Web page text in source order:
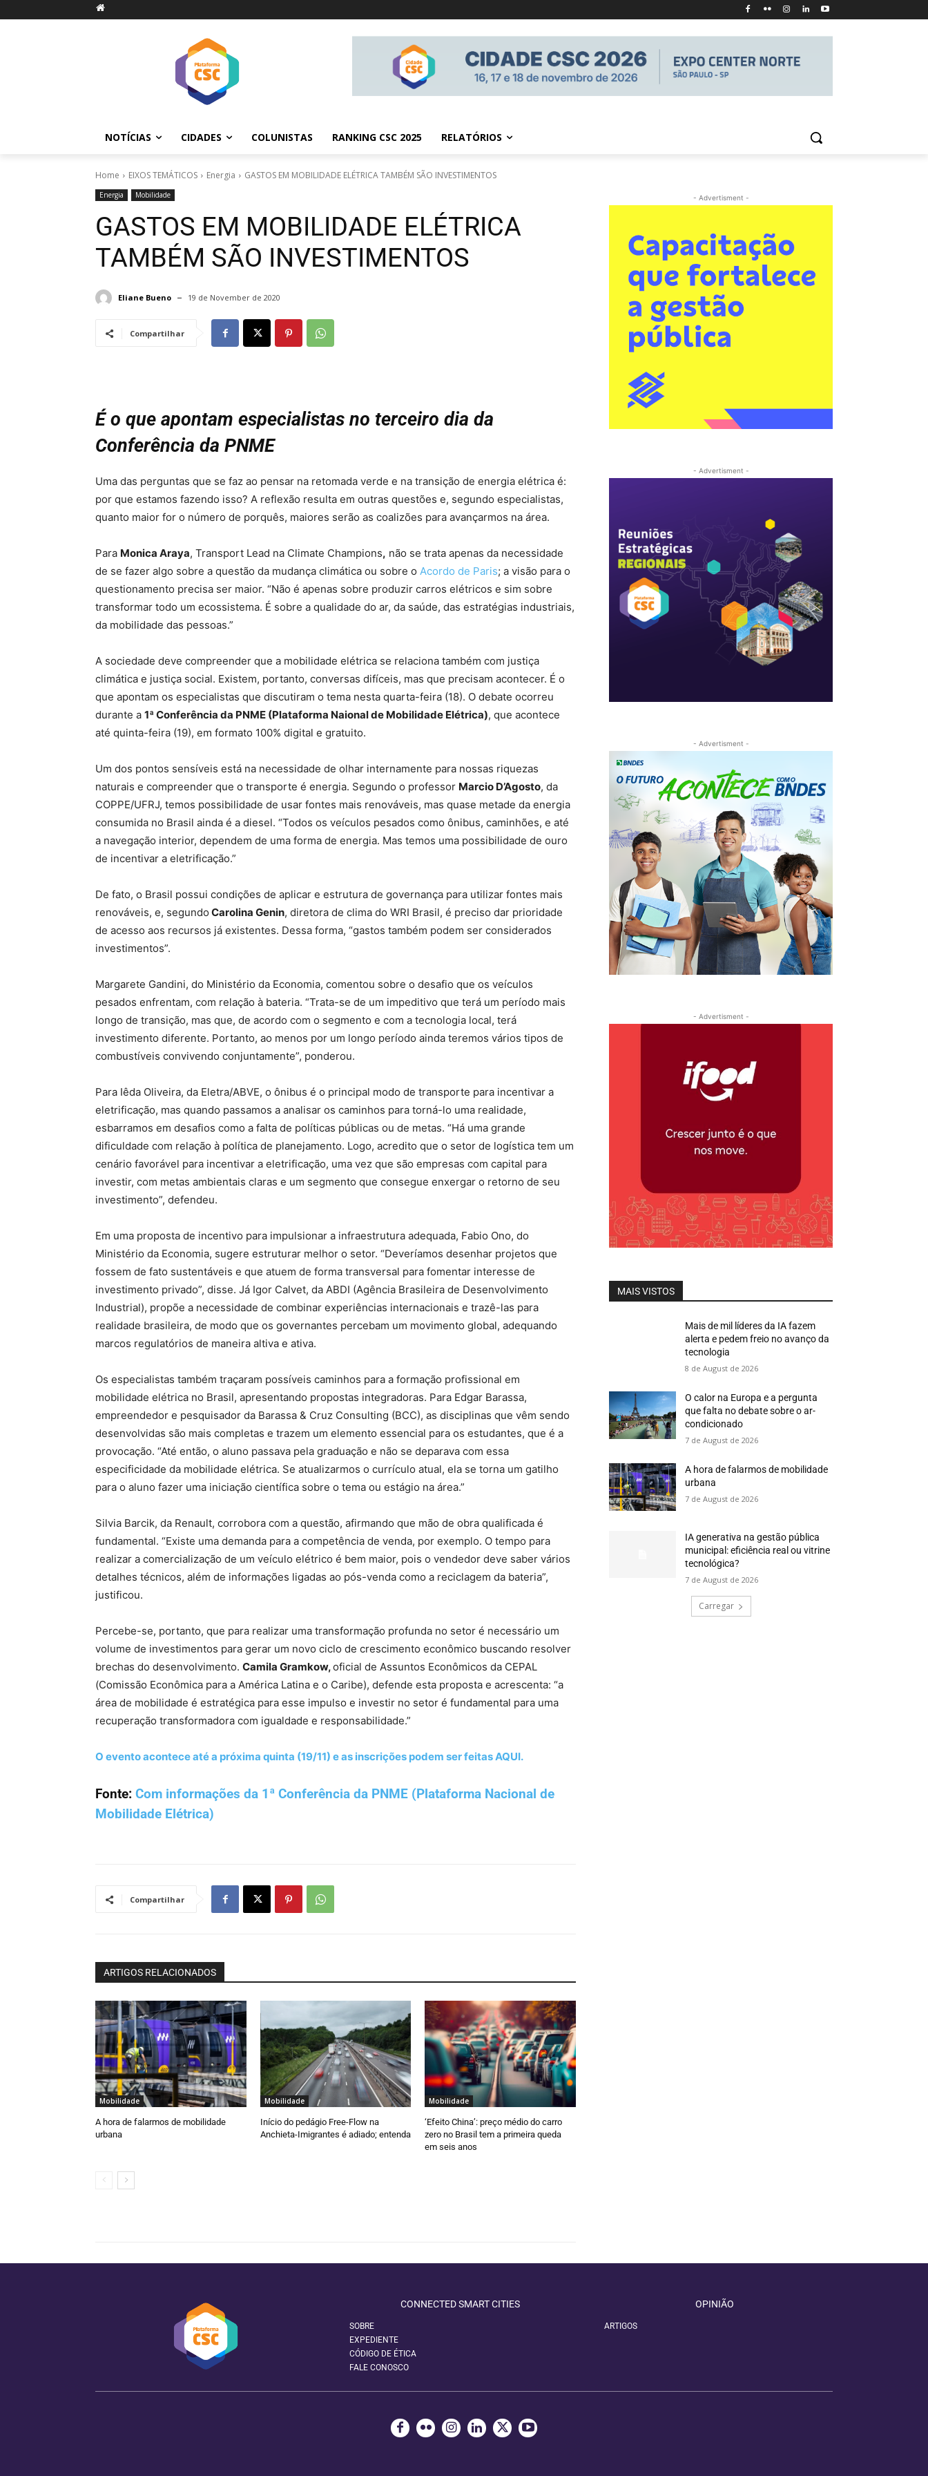
NOTÍCIAS CIDADES COLUNISTAS RANKING CSC 2025 RELATÓRIOS
Home EIXOS TEMÁTICOS Energia GASTOS EM MOBILIDADE ELÉTRICA TAMBÉM SÃO INVESTIMENTOS
Energia Mobilidade
GASTOS EM MOBILIDADE ELÉTRICA
TAMBÉM SÃO INVESTIMENTOS
Eliane Bueno 19 de November de 2020
Compartilhar
É o que apontam especialistas no terceiro dia da
Conferência da PNME
Uma das perguntas que se faz ao pensar na retomada verde e na transição de energia elétrica é:
por que estamos fazendo isso? A reflexão resulta em outras questões e, segundo especialistas,
quanto maior for o número de porquês, maiores serão as coalizões para avançarmos na área.
Para Monica Araya, Transport Lead na Climate Champions, não se trata apenas da necessidade
de se fazer algo sobre a questão da mudança climática ou sobre o Acordo de Paris; a visão para o
questionamento precisa ser maior. “Não é apenas sobre produzir carros elétricos e sim sobre
transformar todo um ecossistema. É sobre a qualidade do ar, da saúde, das estratégias industriais,
da mobilidade das pessoas.”
A sociedade deve compreender que a mobilidade elétrica se relaciona também com justiça
climática e justiça social. Existem, portanto, conversas difíceis, mas que precisam acontecer. É o
que apontam os especialistas que discutiram o tema nesta quarta-feira (18). O debate ocorreu
durante a 1ª Conferência da PNME (Plataforma Naional de Mobilidade Elétrica), que acontece
até quinta-feira (19), em formato 100% digital e gratuito.
Um dos pontos sensíveis está na necessidade de olhar internamente para nossas riquezas
naturais e compreender que o transporte é energia. Segundo o professor Marcio D’Agosto, da
COPPE/UFRJ, temos possibilidade de usar fontes mais renováveis, mas quase metade da energia
consumida no Brasil ainda é a diesel. “Todos os veículos pesados como ônibus, caminhões, e até
a navegação interior, dependem de uma forma de energia. Mas temos uma possibilidade de ouro
de incentivar a eletrificação.”
De fato, o Brasil possui condições de aplicar e estrutura de governança para utilizar fontes mais
renováveis, e, segundo Carolina Genin, diretora de clima do WRI Brasil, é preciso dar prioridade
de acesso aos recursos já existentes. Dessa forma, “gastos também podem ser considerados
investimentos”.
Margarete Gandini, do Ministério da Economia, comentou sobre o desafio que os veículos
pesados enfrentam, com relação à bateria. “Trata-se de um impeditivo que terá um período mais
longo de transição, mas que, de acordo com o segmento e com a tecnologia local, terá
investimento diferente. Portanto, ao menos por um longo período ainda teremos vários tipos de
combustíveis convivendo conjuntamente”, ponderou.
Para Iêda Oliveira, da Eletra/ABVE, o ônibus é o principal modo de transporte para incentivar a
eletrificação, mas quando passamos a analisar os caminhos para torná-lo uma realidade,
esbarramos em desafios como a falta de políticas públicas ou de metas. “Há uma grande
dificuldade com relação à política de planejamento. Logo, acredito que o setor de logística tem um
cenário favorável para incentivar a eletrificação, uma vez que são empresas com capital para
investir, com metas ambientais claras e um segmento que consegue enxergar o retorno de seu
investimento”, defendeu.
Em uma proposta de incentivo para impulsionar a infraestrutura adequada, Fabio Ono, do
Ministério da Economia, sugere estruturar melhor o setor. “Deveríamos desenhar projetos que
fossem de fato sustentáveis e que atuem de forma transversal para fomentar interesse de
investimento privado”, disse. Já Igor Calvet, da ABDI (Agência Brasileira de Desenvolvimento
Industrial), propõe a necessidade de combinar experiências internacionais e trazê-las para
realidade brasileira, de modo que os governantes percebam um movimento global, adequando
marcos regulatórios de maneira altiva e ativa.
Os especialistas também traçaram possíveis caminhos para a formação profissional em
mobilidade elétrica no Brasil, apresentando propostas integradoras. Para Edgar Barassa,
empreendedor e pesquisador da Barassa & Cruz Consulting (BCC), as disciplinas que vêm sendo
desenvolvidas são mais completas e trazem um elemento essencial para os estudantes, que é a
provocação. “Até então, o aluno passava pela graduação e não se deparava com essa
especificidade da mobilidade elétrica. Se atualizarmos o currículo atual, ela se torna um gatilho
para o aluno fazer uma iniciação científica sobre o tema ou estágio na área.”
Silvia Barcik, da Renault, corrobora com a questão, afirmando que mão de obra qualificada é
fundamental. “Existe uma demanda para a competência de venda, por exemplo. O tempo para
realizar a comercialização de um veículo elétrico é bem maior, pois o vendedor deve saber vários
detalhes técnicos, além de informações ligadas ao pós-venda como a reciclagem da bateria”,
justificou.
Percebe-se, portanto, que para realizar uma transformação profunda no setor é necessário um
volume de investimentos para gerar um novo ciclo de crescimento econômico buscando resolver
brechas do desenvolvimento. Camila Gramkow,oficial de Assuntos Econômicos da CEPAL
(Comissão Econômica para a América Latina e o Caribe), defende esta proposta e acrescenta: “a
área de mobilidade é estratégica para esse impulso e investir no setor é fundamental para uma
recuperação transformadora com igualdade e responsabilidade.”
O evento acontece até a próxima quinta (19/11) e as inscrições podem ser feitas AQUI.
Fonte: Com informações da 1ª Conferência da PNME (Plataforma Nacional de
Mobilidade Elétrica)
Compartilhar
ARTIGOS RELACIONADOS
Mobilidade
A hora de falarmos de mobilidade
urbana
Mobilidade
Início do pedágio Free-Flow na
Anchieta-Imigrantes é adiado; entenda
Mobilidade
‘Efeito China’: preço médio do carro
zero no Brasil tem a primeira queda
em seis anos
- Advertisment -
- Advertisment -
- Advertisment -
- Advertisment -
MAIS VISTOS
Mais de mil líderes da IA fazem
alerta e pedem freio no avanço da
tecnologia
8 de August de 2026
O calor na Europa e a pergunta
que falta no debate sobre o ar-
condicionado
7 de August de 2026
A hora de falarmos de mobilidade
urbana
7 de August de 2026
IA generativa na gestão pública
municipal: eficiência real ou vitrine
tecnológica?
7 de August de 2026
Carregar
CONNECTED SMART CITIES
SOBRE
EXPEDIENTE
CÓDIGO DE ÉTICA
FALE CONOSCO
OPINIÃO
ARTIGOS